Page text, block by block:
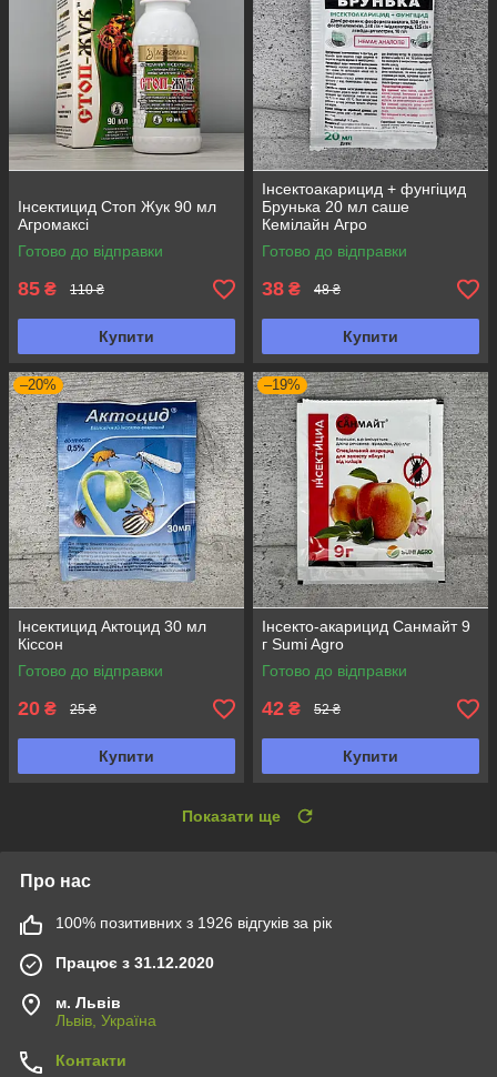
Інсектицид Стоп Жук 90 мл
Агромаксі
Готово до відправки
85 ₴ 110 ₴
Купити
Інсектоакарицид + фунгіцид
Брунька 20 мл саше
Кемілайн Агро
Готово до відправки
38 ₴ 48 ₴
Купити
–20%
Інсектицид Актоцид 30 мл
Кіссон
Готово до відправки
20 ₴ 25 ₴
Купити
–19%
Інсекто-акарицид Санмайт 9
г Sumi Agro
Готово до відправки
42 ₴ 52 ₴
Купити
Показати ще
Про нас
100% позитивних з 1926 відгуків за рік
Працює з 31.12.2020
м. Львів
Львів, Україна
Контакти